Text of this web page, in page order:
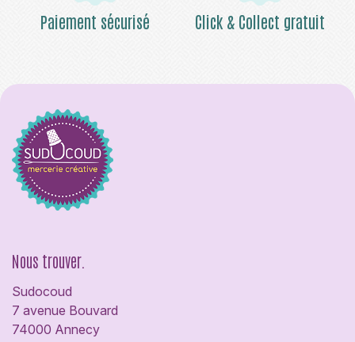
Paiement sécurisé Click & Collect gratuit
Nous trouver.
Sudocoud
7 avenue Bouvard
74000 Annecy